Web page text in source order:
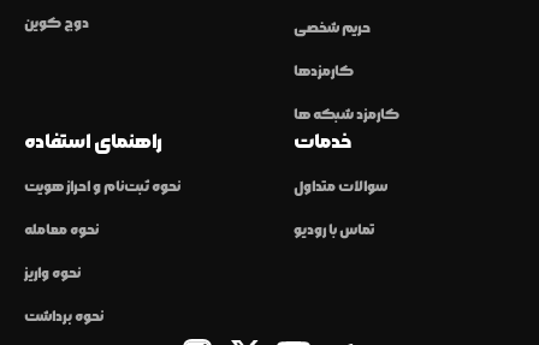
دوج کوین حریم شخصی
کارمزدها
کارمزد شبکه ها
راهنمای استفاده
نحوه ثبت‌نام و احراز هویت
نحوه معامله
نحوه واریز
نحوه برداشت
خدمات
سوالات متداول
تماس با رودیو